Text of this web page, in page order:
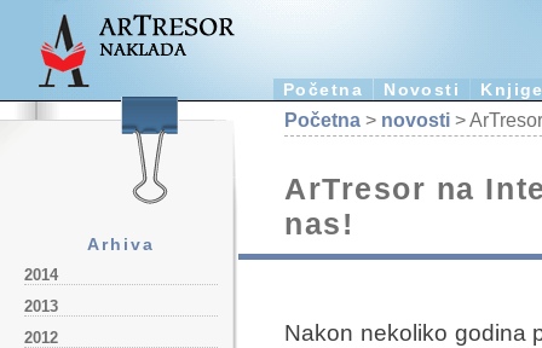
Početna Novosti
Arhiva
2014
2013
2012
Početna > novosti >
ArTresor na
nas!
Nakon nekoliko godina